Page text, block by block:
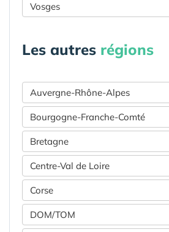
Vosges
Les autres régions
Auvergne-Rhône-Alpes
Bourgogne-Franche-Comté
Bretagne
Centre-Val de Loire
Corse
DOM/TOM